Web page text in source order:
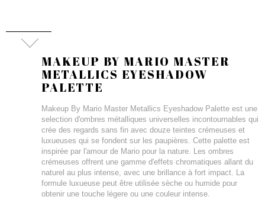
MAKEUP BY MARIO MASTER
METALLICS EYESHADOW
PALETTE
Makeup By Mario Master Metallics Eyeshadow Palette est une
selection d'ombres métalliques universelles incontournables qui
crée des regards sans fin avec douze teintes crémeuses et
luxueuses qui se fondent sur les paupières. Cette palette est
inspirée par l'amour de Mario pour la nature. Les ombres
crémeuses offrent une gamme d'effets chromatiques allant du
naturel au plus intense, avec une brillance à fort impact. La
formule luxueuse peut être utilisée sèche ou humide pour
obtenir une touche légere ou une couleur intense.